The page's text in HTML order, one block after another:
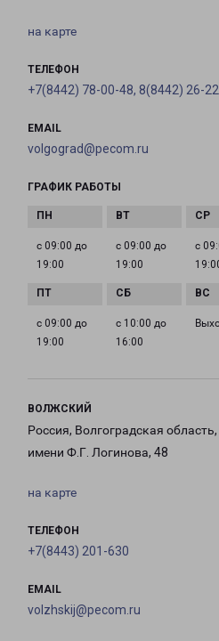
на карте
ТЕЛЕФОН
+7(8442) 78-00-48, 8(8442) 26-
EMAIL
volgograd@pecom.ru
ГРАФИК РАБОТЫ
с 09:00 до
19:00
с 09:00 до
19:00
с
с 09:00 до
19:00
с 10:00 до
16:00
ВОЛЖСКИЙ
Россия, Волгоградская
имени Ф.Г. Логинова, 48
на карте
ТЕЛЕФОН
+7(8443) 201-630
EMAIL
volzhskij@pecom.ru